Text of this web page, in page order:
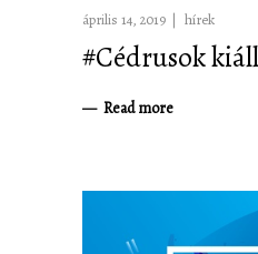
április 14, 2019 hírek
#Cédrusok
Read more